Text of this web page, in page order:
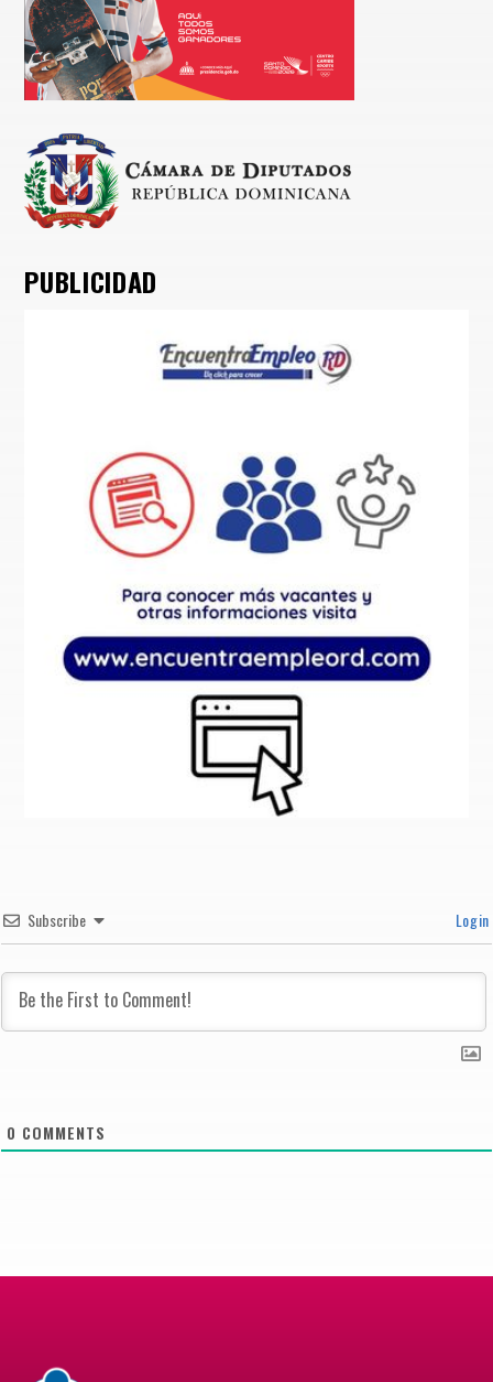
PUBLICIDAD
Subscribe Login
0 COMMENTS